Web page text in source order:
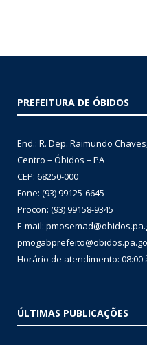
PREFEITURA DE ÓBIDOS
End.: R. Dep. Raimundo
Centro – Óbidos – PA
CEP: 68250-000
Fone: (93) 99125-6645
Procon: (93) 99158-9345
E-mail:
Horário de atendimento: 08:00
ÚLTIMAS PUBLICAÇÕES